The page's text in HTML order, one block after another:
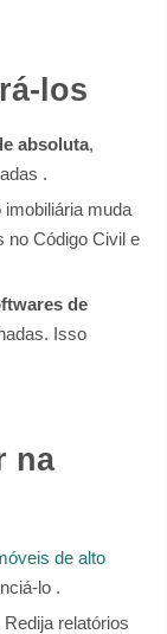
los
absoluta,
.
imobiliária muda
no Código Civil e
de
Isso
na
de alto
lo .
relatórios